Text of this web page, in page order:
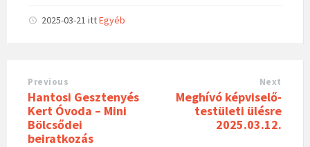
2025-03-21 ittEgyéb
Previous
Hantosi Gesztenyés
Kert Óvoda – Mini
Bölcsődei
beiratkozás
Next
Meghívó képviselő-
testületi ülésre
2025.03.12.